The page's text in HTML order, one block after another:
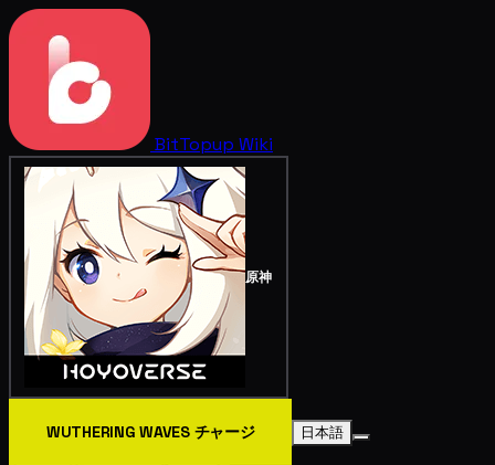
BitTopup Wiki
原神
WUTHERING WAVES チャージ 日本語